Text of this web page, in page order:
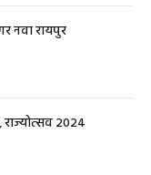
नवा रायपुर
2024